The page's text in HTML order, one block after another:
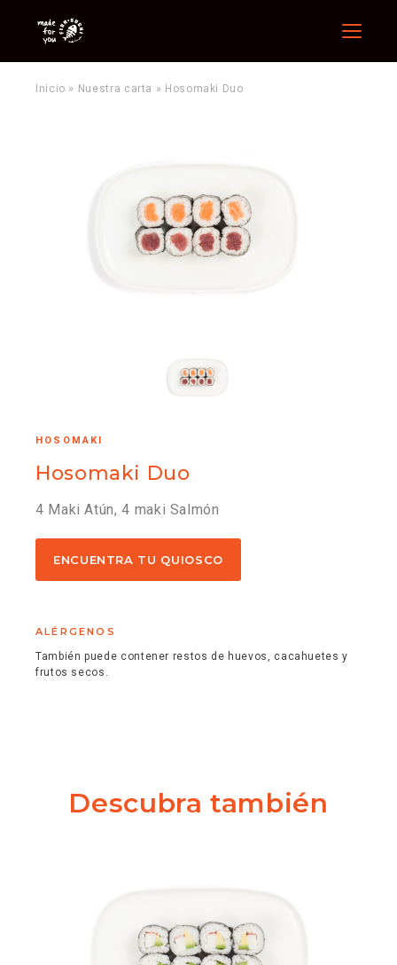
Menu
Inicio » Nuestra carta » Hosomaki Duo
HOSOMAKI
Hosomaki Duo
4 Maki Atún, 4 maki Salmón
ENCUENTRA TU QUIOSCO
ALÉRGENOS
También puede contener restos de huevos, cacahuetes y
frutos secos.
Descubra también